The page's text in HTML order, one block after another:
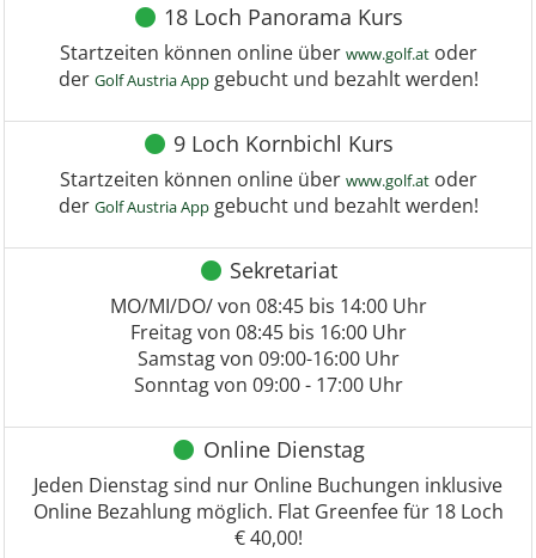
18 Loch Panorama Kurs
Startzeiten können online über www.golf.atoder
der Golf Austria Appgebucht und bezahlt werden!
9 Loch Kornbichl Kurs
Startzeiten können online über www.golf.atoder
der Golf Austria Appgebucht und bezahlt werden!
Sekretariat
MO/MI/DO/ von 08:45 bis 14:00 Uhr
Freitag von 08:45 bis 16:00 Uhr
Samstag von 09:00-16:00 Uhr
Sonntag von 09:00 - 17:00 Uhr
Online Dienstag
Jeden Dienstag sind nur Online Buchungen inklusive
Online Bezahlung möglich. Flat Greenfee für 18 Loch
€ 40,00!